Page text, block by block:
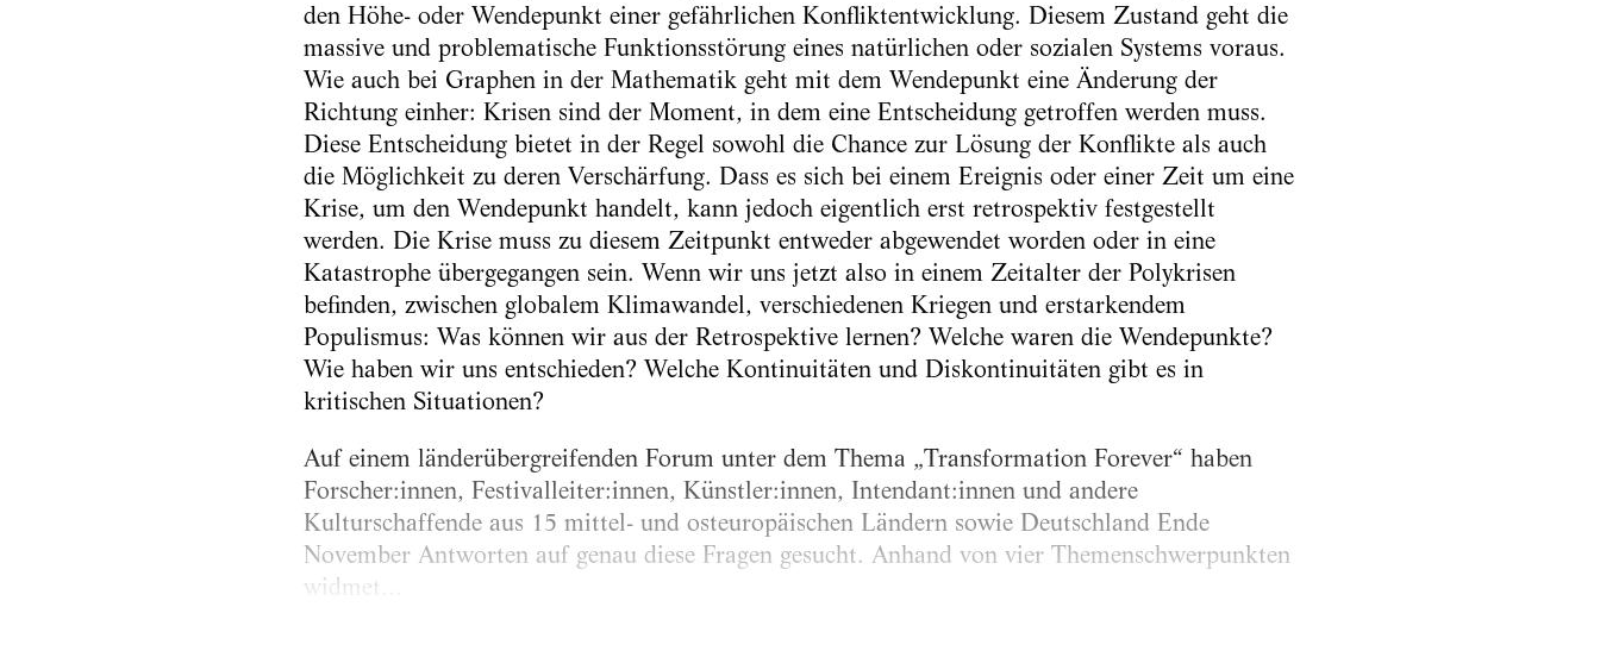
den Höhe- oder Wendepunkt einer gefährlichen Konfliktentwicklung. Diesem Zustand geht die
massive und problematische Funktionsstörung eines natürlichen oder sozialen Systems voraus.
Wie auch bei Graphen in der Mathematik geht mit dem Wendepunkt eine Änderung der
Richtung einher: Krisen sind der Moment, in dem eine Entscheidung getroffen werden muss.
Diese Entscheidung bietet in der Regel sowohl die Chance zur Lösung der Konflikte als auch
die Möglichkeit zu deren Verschärfung. Dass es sich bei einem Ereignis oder einer Zeit um eine
Krise, um den Wendepunkt handelt, kann jedoch eigentlich erst retrospektiv festgestellt
werden. Die Krise muss zu diesem Zeitpunkt entweder abgewendet worden oder in eine
Katastrophe übergegangen sein. Wenn wir uns jetzt also in einem Zeitalter der Polykrisen
befinden, zwischen globalem Klimawandel, verschiedenen Kriegen und erstarkendem
Populismus: Was können wir aus der Retrospektive lernen? Welche waren die Wendepunkte?
Wie haben wir uns entschieden? Welche Kontinuitäten und Diskontinuitäten gibt es in
kritischen Situationen?
Auf einem länderübergreifenden Forum unter dem Thema „Transformation Forever“ haben
Forscher:innen, Festivalleiter:innen, Künstler:innen, Intendant:innen und andere
Kulturschaffende aus 15 mittel- und osteuropäischen Ländern sowie Deutschland Ende
November Antworten auf genau diese Fragen gesucht. Anhand von vier Themenschwerpunkten
widmet...